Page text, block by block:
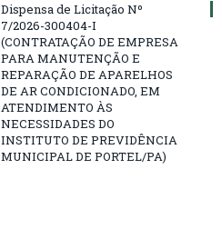
Dispensa de Licitação Nº
7/2026-300404-I
(CONTRATAÇÃO DE EMPRESA
PARA MANUTENÇÃO E
REPARAÇÃO DE APARELHOS
DE AR CONDICIONADO, EM
ATENDIMENTO ÀS
NECESSIDADES DO
INSTITUTO DE PREVIDÊNCIA
MUNICIPAL DE PORTEL/PA)